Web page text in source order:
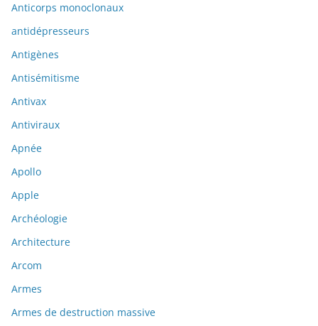
Anticorps monoclonaux
antidépresseurs
Antigènes
Antisémitisme
Antivax
Antiviraux
Apnée
Apollo
Apple
Archéologie
Architecture
Arcom
Armes
Armes de destruction massive